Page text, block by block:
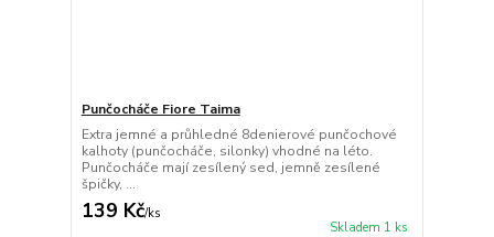
Punčocháče Fiore Taima
Extra jemné a průhledné 8denierové punčochové
kalhoty (punčocháče, silonky) vhodné na léto.
Punčocháče mají zesílený sed, jemně zesílené
špičky, ...
139 Kč/ks
Skladem 1 ks